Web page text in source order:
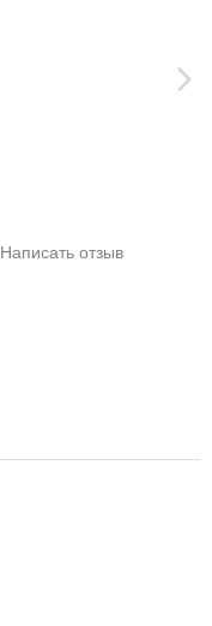
Написать отзыв